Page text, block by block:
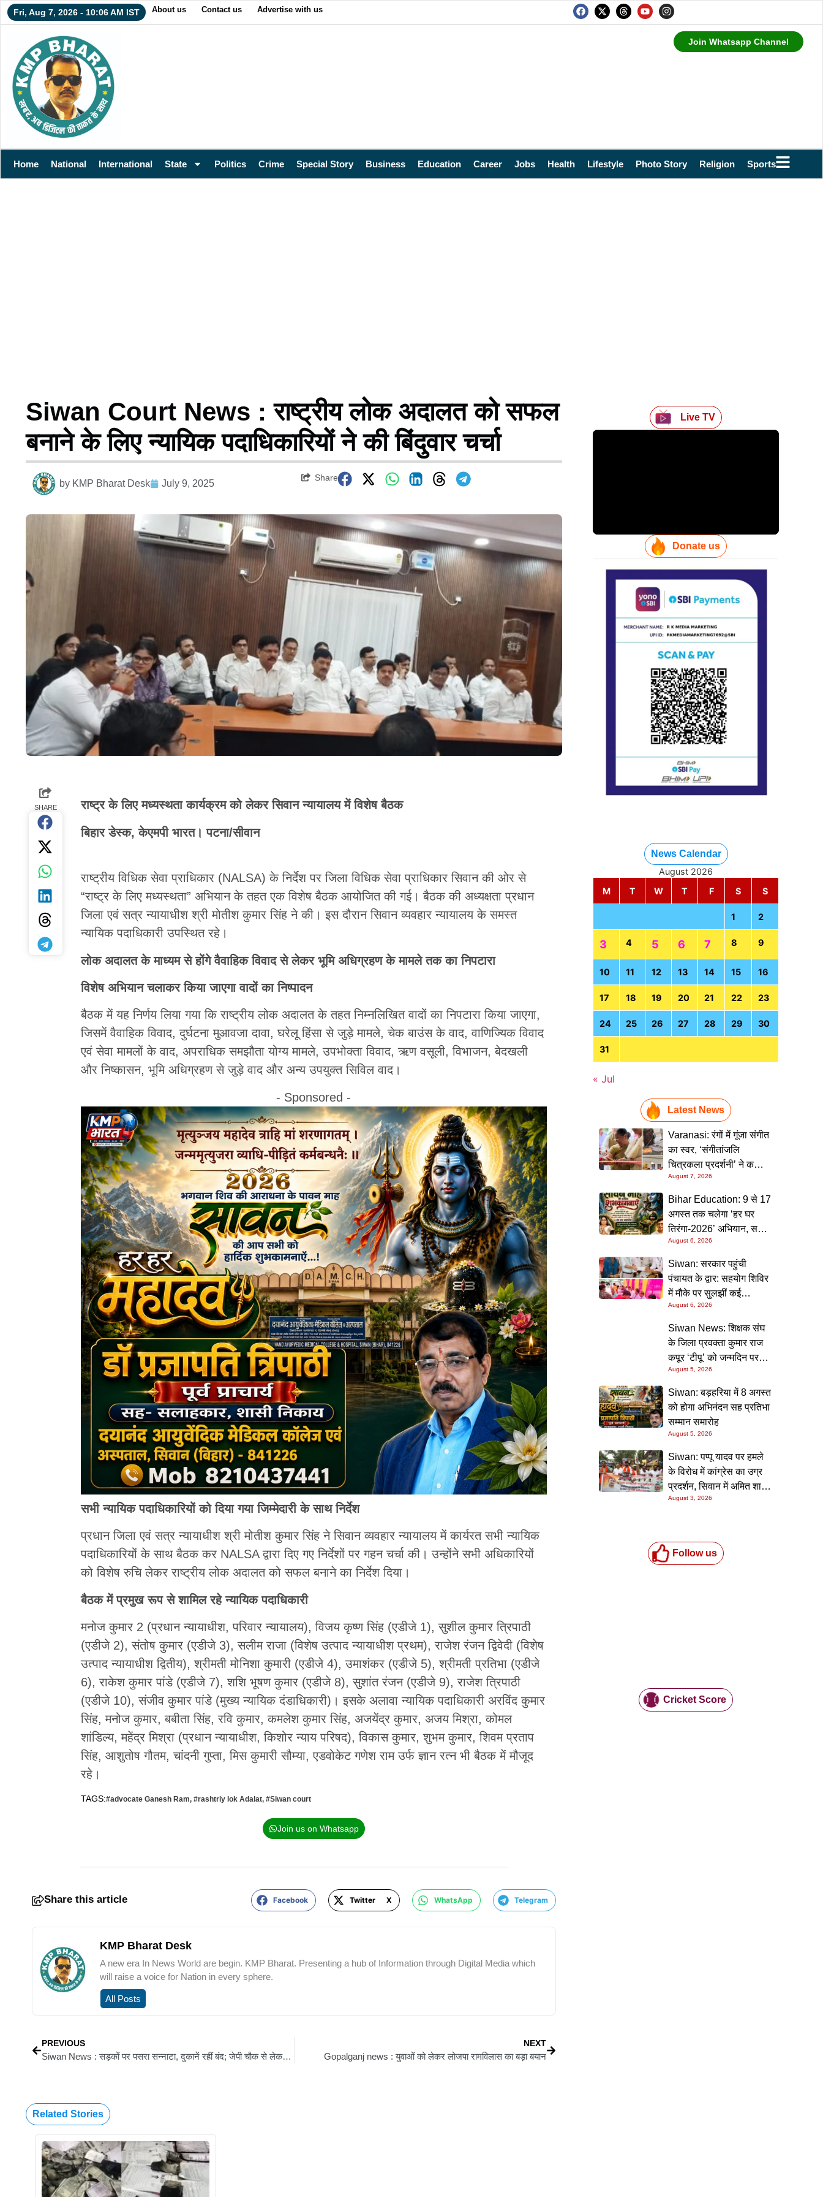
Fri, Aug 7, 2026 - 10:06 AM IST About us Contact us Advertise with us
Join Whatsapp Channel
Home National International State Politics Crime Special Story Business Education Career Jobs Health Lifestyle Photo Story Religion Sports
Siwan Court News : राष्ट्रीय लोक अदालत को सफल
बनाने के लिए न्यायिक पदाधिकारियों ने की बिंदुवार चर्चा
by KMP Bharat Desk July 9, 2025
Share
SHARE राष्ट्र के लिए मध्यस्थता कार्यक्रम को लेकर सिवान न्यायालय में विशेष बैठक
बिहार डेस्क, केएमपी भारत। पटना/सीवान
राष्ट्रीय विधिक सेवा प्राधिकार (NALSA) के निर्देश पर जिला विधिक सेवा प्राधिकार सिवान की ओर से
“राष्ट्र के लिए मध्यस्थता” अभियान के तहत एक विशेष बैठक आयोजित की गई। बैठक की अध्यक्षता प्रधान
जिला एवं सत्र न्यायाधीश श्री मोतीश कुमार सिंह ने की। इस दौरान सिवान व्यवहार न्यायालय के समस्त
न्यायिक पदाधिकारी उपस्थित रहे।
लोक अदालत के माध्यम से होंगे वैवाहिक विवाद से लेकर भूमि अधिग्रहण के मामले तक का निपटारा
विशेष अभियान चलाकर किया जाएगा वादों का निष्पादन
बैठक में यह निर्णय लिया गया कि राष्ट्रीय लोक अदालत के तहत निम्नलिखित वादों का निपटारा किया जाएगा,
जिसमें वैवाहिक विवाद, दुर्घटना मुआवजा दावा, घरेलू हिंसा से जुड़े मामले, चेक बाउंस के वाद, वाणिज्यिक विवाद
एवं सेवा मामलों के वाद, अपराधिक समझौता योग्य मामले, उपभोक्ता विवाद, ऋण वसूली, विभाजन, बेदखली
और निष्कासन, भूमि अधिग्रहण से जुड़े वाद और अन्य उपयुक्त सिविल वाद।
- Sponsored -
सभी न्यायिक पदाधिकारियों को दिया गया जिम्मेदारी के साथ निर्देश
प्रधान जिला एवं सत्र न्यायाधीश श्री मोतीश कुमार सिंह ने सिवान व्यवहार न्यायालय में कार्यरत सभी न्यायिक
पदाधिकारियों के साथ बैठक कर NALSA द्वारा दिए गए निर्देशों पर गहन चर्चा की। उन्होंने सभी अधिकारियों
को विशेष रुचि लेकर राष्ट्रीय लोक अदालत को सफल बनाने का निर्देश दिया।
बैठक में प्रमुख रूप से शामिल रहे न्यायिक पदाधिकारी
मनोज कुमार 2 (प्रधान न्यायाधीश, परिवार न्यायालय), विजय कृष्ण सिंह (एडीजे 1), सुशील कुमार त्रिपाठी
(एडीजे 2), संतोष कुमार (एडीजे 3), सलीम राजा (विशेष उत्पाद न्यायाधीश प्रथम), राजेश रंजन द्विवेदी (विशेष
उत्पाद न्यायाधीश द्वितीय), श्रीमती मोनिशा कुमारी (एडीजे 4), उमाशंकर (एडीजे 5), श्रीमती प्रतिभा (एडीजे
6), राकेश कुमार पांडे (एडीजे 7), शशि भूषण कुमार (एडीजे 8), सुशांत रंजन (एडीजे 9), राजेश त्रिपाठी
(एडीजे 10), संजीव कुमार पांडे (मुख्य न्यायिक दंडाधिकारी)। इसके अलावा न्यायिक पदाधिकारी अरविंद कुमार
सिंह, मनोज कुमार, बबीता सिंह, रवि कुमार, कमलेश कुमार सिंह, अजयेंद्र कुमार, अजय मिश्रा, कोमल
शांडिल्य, महेंद्र मिश्रा (प्रधान न्यायाधीश, किशोर न्याय परिषद), विकास कुमार, शुभम कुमार, शिवम प्रताप
सिंह, आशुतोष गौतम, चांदनी गुप्ता, मिस कुमारी सौम्या, एडवोकेट गणेश राम उर्फ ज्ञान रत्न भी बैठक में मौजूद
रहे।
TAGS:#advocate Ganesh Ram, #rashtriy lok Adalat, #Siwan court
Join us on Whatsapp
Share this article Facebook Twitter X WhatsApp Telegram
KMP Bharat Desk
A new era In News World are begin. KMP Bharat. Presenting a hub of Information through Digital Media which
will raise a voice for Nation in every sphere.
All Posts
PREVIOUS
Siwan News : सड़कों पर पसरा सन्नाटा, दुकानें रहीं बंद; जेपी चौक से लेकर गांवों तक INDIA कार्यकर्ताओं का प्रदर्शन
NEXT
Gopalganj news : युवाओं को लेकर लोजपा रामविलास का बड़ा बयान
Live TV
Donate us
News Calendar
August 2026
M
T W T F S S
1 2
3 4 5 6 7 8 9
10 11 12 13 14 15 16
17 18 19 20 21 22 23
24 25 26 27 28 29 30
31
« Jul
Latest News
Varanasi: रंगों में गूंजा संगीत
का स्वर, ‘संगीतांजलि
चित्रकला प्रदर्शनी’ ने कला
प्रेमियों को किया मंत्रमुग्ध
August 7, 2026
Bihar Education: 9 से 17
अगस्त तक चलेगा ‘हर घर
तिरंगा-2026’ अभियान, सभी
स्कूलों को दिए गए विस्तृत
निर्देश
August 6, 2026
Siwan: सरकार पहुंची
पंचायत के द्वार: सहयोग शिविर
में मौके पर सुलझीं कई
समस्याएं, 30 दिन में समाधान
की गारंटी
August 6, 2026
Siwan News: शिक्षक संघ
के जिला प्रवक्ता कुमार राज
कपूर ‘टीपू’ को जन्मदिन पर
मिली शुभकामनाओं की सौगात
August 5, 2026
Siwan: बड़हरिया में 8 अगस्त
को होगा अभिनंदन सह प्रतिभा
सम्मान समारोह
August 5, 2026
Siwan: पप्पू यादव पर हमले
के विरोध में कांग्रेस का उग्र
प्रदर्शन, सिवान में अमित शाह
का पुतला फूंका
August 3, 2026
Follow us
Cricket Score
Related Stories